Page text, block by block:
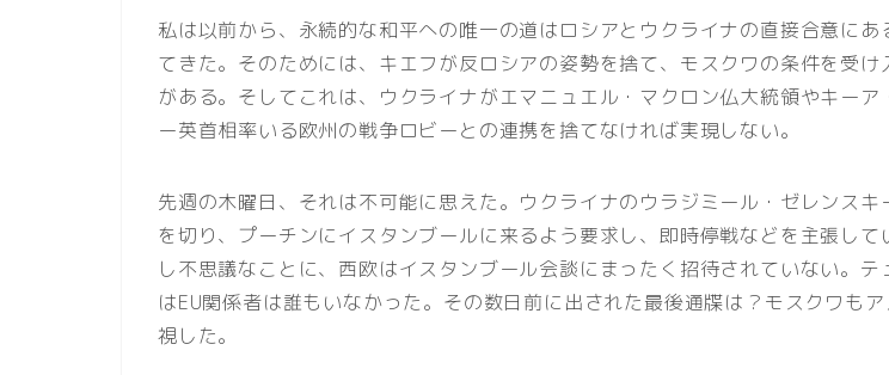
私は以前から、永続的な和平への唯一の道はロシアとウクライナの直接合意にあ
てきた。そのためには、キエフが反ロシアの姿勢を捨て、モスクワの条件を受け
がある。そしてこれは、ウクライナがエマニュエル・マクロン仏大統領やキーア
ー英首相率いる欧州の戦争ロビーとの連携を捨てなければ実現しない。
先週の木曜日、それは不可能に思えた。ウクライナのウラジミール・ゼレンスキ
を切り、プーチンにイスタンブールに来るよう要求し、即時停戦などを主張して
し不思議なことに、西欧はイスタンブール会談にまったく招待されていない。テ
はEU関係者は誰もいなかった。その数日前に出された最後通牒は？モスクワも
視した。